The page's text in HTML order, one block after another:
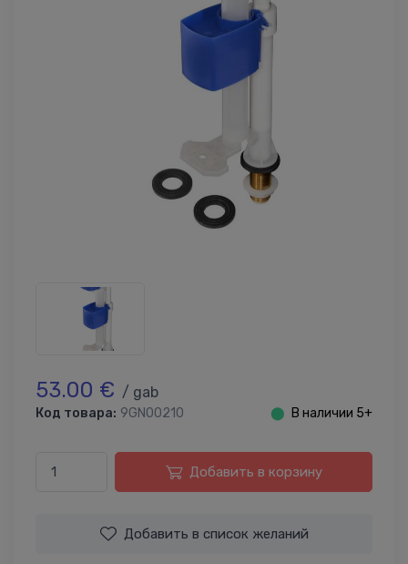
53.00 € / gab
Код товара: 9GN00210 ⬤ В наличии 5+
Добавить в корзину
Добавить в список желаний